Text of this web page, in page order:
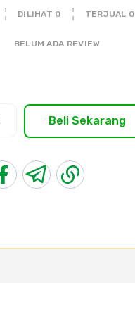
DILIHAT 0 TERJUAL 0
BELUM ADA REVIEW
Beli Sekarang